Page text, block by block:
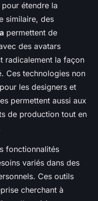
étendre la
similaire, des
permettent de
des avatars
radicalement la façon
Ces technologies non
les designers et
permettent aussi aux
de production tout en
fonctionnalités
variés dans des
Ces outils
cherchant à